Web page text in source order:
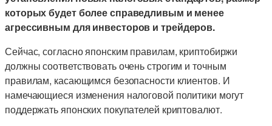
которых будет более справедливым и менее
агрессивным для инвесторов и трейдеров.
Сейчас, согласно японским правилам, криптобиржи
должны соответствовать очень строгим и точным
правилам, касающимся безопасности клиентов. И
намечающиеся изменения налоговой политики могут
поддержать японских покупателей криптовалют.